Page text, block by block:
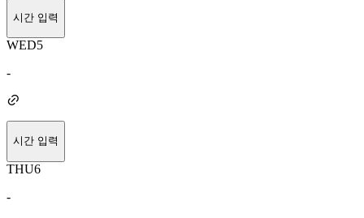
시간 입력
WED5
-
시간 입력
THU6
-